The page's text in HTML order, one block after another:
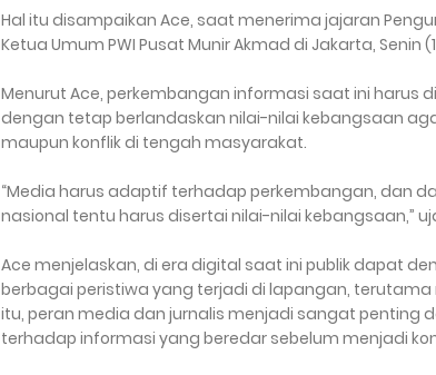
Hal itu disampaikan Ace, saat menerima jajaran
Ketua Umum PWI Pusat Munir Akmad di Jakarta, Senin
Menurut Ace, perkembangan informasi saat ini harus
dengan tetap berlandaskan nilai-nilai kebangsaan
maupun konflik di tengah masyarakat.
“Media harus adaptif terhadap perkembangan, dan
nasional tentu harus disertai nilai-nilai kebangsaan,”
Ace menjelaskan, di era digital saat ini publik dapat
berbagai peristiwa yang terjadi di lapangan, terutama
itu, peran media dan jurnalis menjadi sangat penting
terhadap informasi yang beredar sebelum menjadi